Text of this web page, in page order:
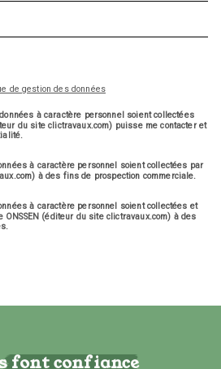
de gestion des données
à caractère personnel soient collectées
du site clictravaux.com) puisse me contacter et
à caractère personnel soient collectées par
à des fins de prospection commerciale.
à caractère personnel soient collectées et
(éditeur du site clictravaux.com) à des
font confiance